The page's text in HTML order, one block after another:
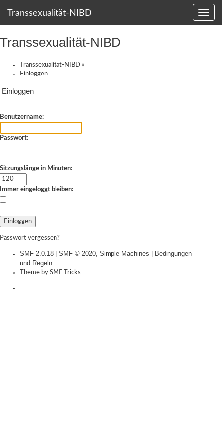
Transsexualität-NIBD
Transsexualität-NIBD
Transsexualität-NIBD »
Einloggen
Einloggen
Benutzername:
Passwort:
Sitzungslänge in Minuten:
Immer eingeloggt bleiben:
Passwort vergessen?
SMF 2.0.18 SMF © 2020, Simple Machines
Bedingungen
und Regeln
Theme by SMF Tricks